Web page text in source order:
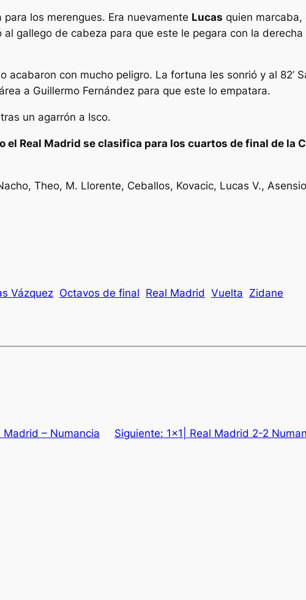
los merengues. Era nuevamente Lucas quien
al gallego de cabeza para que este le pegara con la
con mucho peligro. La fortuna les sonrió y al 82’
a Guillermo Fernández para que este lo empatara.
un agarrón a Isco.
Real Madrid se clasifica para los cuartos de final de la
Theo, M. Llorente, Ceballos, Kovacic, Lucas V.,
Vázquez Octavos de final Real Madrid Vuelta Zidane
– Numancia Siguiente: 1×1| Real Madrid 2-2